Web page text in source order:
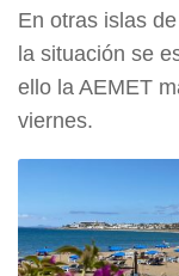
En otras islas
la situación se
ello la AEMET
viernes.